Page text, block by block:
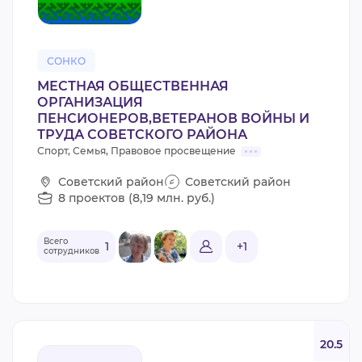
СОНКО
МЕСТНАЯ ОБЩЕСТВЕННАЯ
ОРГАНИЗАЦИЯ
ПЕНСИОНЕРОВ,ВЕТЕРАНОВ ВОЙНЫ И
ТРУДА СОВЕТСКОГО РАЙОНА
Спорт, Семья, Правовое просвещение
Советский район
Советский район
8 проектов (8,19 млн. руб.)
Всего
сотрудников 1 +1
20.5